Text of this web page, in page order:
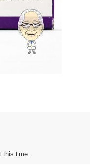
this time.